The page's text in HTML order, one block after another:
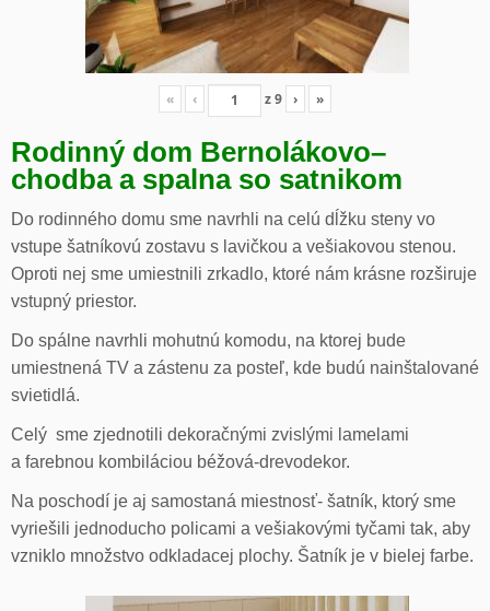
« ‹ z9 › »
Rodinný dom Bernolákovo–
chodba a spalna so satnikom
Do rodinného domu sme navrhli na celú dĺžku steny vo
vstupe šatníkovú zostavu s lavičkou a vešiakovou stenou.
Oproti nej sme umiestnili zrkadlo, ktoré nám krásne rozširuje
vstupný priestor.
Do spálne navrhli mohutnú komodu, na ktorej bude
umiestnená TV a zástenu za posteľ, kde budú nainštalované
svietidlá.
Celý sme zjednotili dekoračnými zvislými lamelami
a farebnou kombiláciou béžová-drevodekor.
Na poschodí je aj samostaná miestnosť- šatník, ktorý sme
vyriešili jednoducho policami a vešiakovými tyčami tak, aby
vzniklo množstvo odkladacej plochy. Šatník je v bielej farbe.